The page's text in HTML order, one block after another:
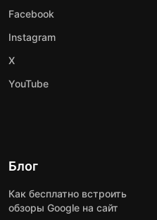
Facebook
Instagram
X
YouTube
Блог
Как бесплатно встроить
обзоры Google на сайт